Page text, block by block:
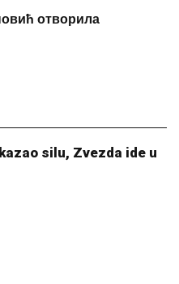
отворила
silu, Zvezda ide u